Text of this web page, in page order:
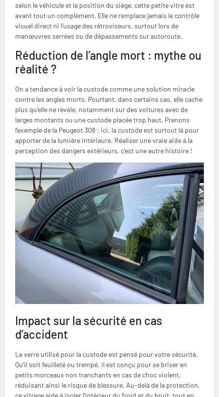
selon le véhicule et la position du siège, cette petite vitre est
avant tout un complément. Elle ne remplace jamais le contrôle
visuel direct ni l’usage des rétroviseurs, surtout lors de
manœuvres serrées ou de dépassements sur autoroute.
Réduction de l’angle mort : mythe ou
réalité ?
On a tendance à voir la custode comme une solution miracle
contre les angles morts. Pourtant, dans certains cas, elle cache
plus qu’elle ne révèle, notamment sur des voitures avec de
larges montants ou une custode placée trop haut. Prenons
l’exemple de la Peugeot 308 : ici, la custode est surtout là pour
apporter de la lumière intérieure. Réaliser une vraie aide à la
perception des dangers extérieurs, c’est une autre histoire !
Impact sur la sécurité en cas
d’accident
Le verre utilisé pour la custode est pensé pour votre sécurité.
Qu’il soit feuilleté ou trempé, il est conçu pour se briser en
petits morceaux non tranchants en cas de choc violent,
réduisant ainsi le risque de blessure. Au-delà de la protection,